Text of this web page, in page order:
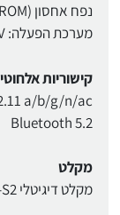
נפח אחסון (ROM): 32GB eMMC
מערכת הפעלה: Google TV תמיכה מלאה בעברית
קישוריות
a/b/g/n/ac
Bluetooth 5.2
מקלט
מקלט דיגיטלי DVB-T2/C, DVB-S2